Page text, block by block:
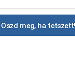
Oszd meg, ha